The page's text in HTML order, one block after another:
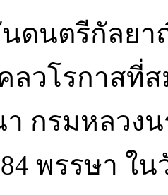
ดนตรีกัลยา
ลวโรกาสที่ส
กรมหลวงน
พรรษา ใ